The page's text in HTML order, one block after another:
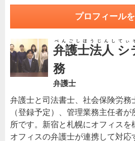
プロフィール
弁護士法人 シ
べんごしほうじんしてぃ
弁護士
弁護士と司法書士、社会保険労務
（登録予定）、管理業務主任者
所です。新宿と札幌にオフィスを
オフィスの弁護士が連携して対応